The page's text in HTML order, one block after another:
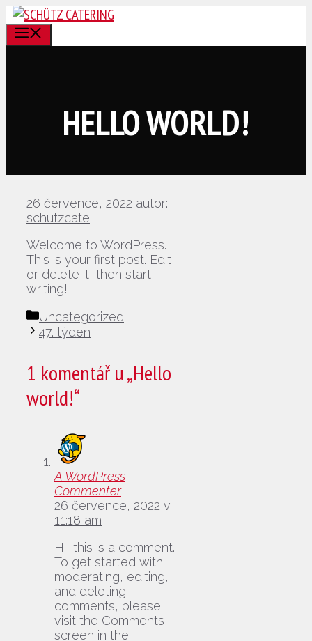
Přeskočit
na
obsah
HELLO WORLD!
26 července, 2022 autor:
schutzcate
Welcome to WordPress.
This is your first post. Edit
or delete it, then start
writing!
Rubriky
Uncategorized
47. týden
1 komentář u „Hello
world!“
A WordPress
Commenter
26 července, 2022 v
11:18 am
Hi, this is a comment.
To get started with
moderating, editing,
and deleting
comments, please
visit the Comments
screen in the